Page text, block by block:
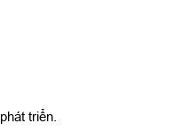
triển.